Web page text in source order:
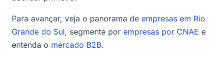
Para avançar, veja o panorama de empresas em Rio
Grande do Sul, segmente por empresas por CNAE e
entenda o mercado B2B.